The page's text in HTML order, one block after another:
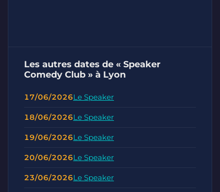
Les autres dates de « Speaker
Comedy Club » à Lyon
17/06/2026Le Speaker
18/06/2026Le Speaker
19/06/2026Le Speaker
20/06/2026Le Speaker
23/06/2026Le Speaker